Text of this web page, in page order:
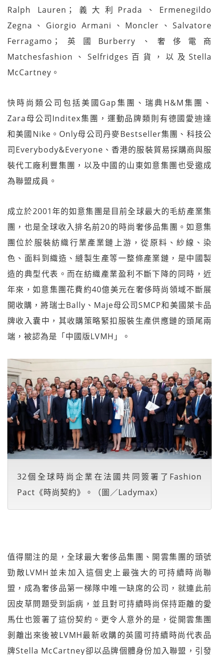
Ralph Lauren；義大利Prada、Ermenegildo
Zegna、Giorgio Armani、Moncler、Salvatore
Ferragamo；英國Burberry、奢侈電商
Matchesfashion、Selfridges百貨，以及Stella
McCartney。
快時尚類公司包括美國Gap集團、瑞典H&M集團、
Zara母公司Inditex集團，運動品牌類則有德國愛迪達
和美國Nike。Only母公司丹麥Bestseller集團、科技公
司Everybody&Everyone、香港的服裝貿易採購商與服
裝代工廠利豐集團，以及中國的山東如意集團也受邀成
為聯盟成員。
成立於2001年的如意集團是目前全球最大的毛紡產業集
團，也是全球收入排名前20的時尚奢侈品集團。如意集
團位於服裝紡織行業產業鏈上游，從原料、紗線、染
色、面料到織造、縫製生產等一整條產業鏈，是中國製
造的典型代表。而在紡織產業盈利不斷下降的同時，近
年來，如意集團花費約40億美元在奢侈時尚領域不斷展
開收購，將瑞士Bally、Maje母公司SMCP和美國萊卡品
牌收入囊中，其收購策略緊扣服裝生產供應鏈的頭尾兩
端，被認為是「中國版LVMH」。
32個全球時尚企業在法國共同簽署了Fashion
Pact《時尚契約》。（圖／Ladymax）
值得關注的是，全球最大奢侈品集團、開雲集團的頭號
勁敵LVMH並未加入這個史上最強大的可持續時尚聯
盟，成為奢侈品第一梯隊中唯一缺席的公司，就連此前
因皮草問題受到詬病，並且對可持續時尚保持距離的愛
馬仕也簽署了這份契約。更令人意外的是，從開雲集團
剝離出來後被LVMH最新收購的英國可持續時尚代表品
牌Stella McCartney卻以品牌個體身份加入聯盟，引發